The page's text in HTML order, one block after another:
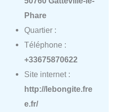
Phare
Quartier :
Téléphone :
+33675870622
Site internet :
http://lebongite.fre
e.fr/